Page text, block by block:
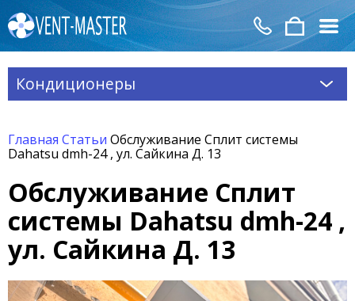
Главная Статьи Обслуживание Сплит системы
Dahatsu dmh-24 , ул. Сайкина Д. 13
Обслуживание Сплит
системы Dahatsu dmh-24 ,
ул. Сайкина Д. 13
Кондиционеры